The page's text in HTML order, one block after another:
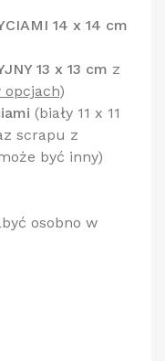
14 x 14 cm
13 x 13 cm z
opcjach)
(biały 11 x 11
scrapu z
być inny)
osobno w